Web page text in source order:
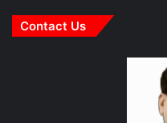
Contact Us